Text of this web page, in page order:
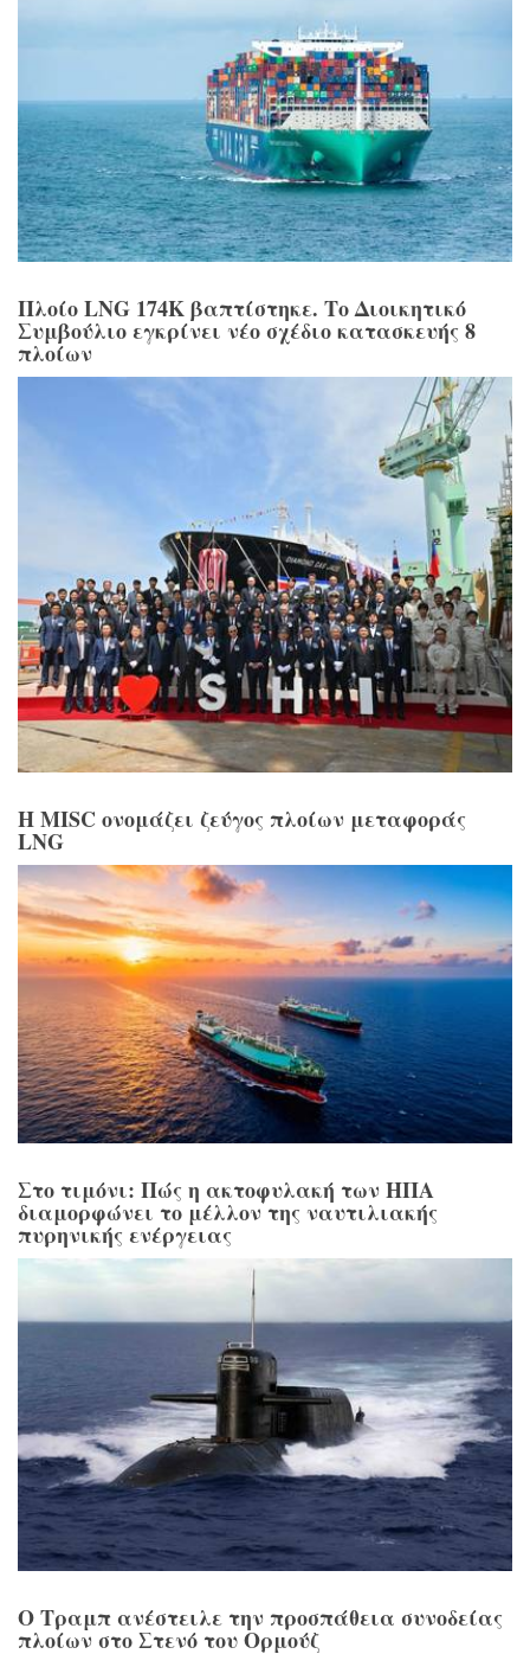
Πλοίο LNG 174K βαπτίστηκε. Το Διοικητικό
Συμβούλιο εγκρίνει νέο σχέδιο κατασκευής 8
πλοίων
Η MISC ονομάζει ζεύγος πλοίων μεταφοράς
LNG
Στο τιμόνι: Πώς η ακτοφυλακή των ΗΠΑ
διαμορφώνει το μέλλον της ναυτιλιακής
πυρηνικής ενέργειας
Ο Τραμπ ανέστειλε την προσπάθεια συνοδείας
πλοίων στο Στενό του Ορμούζ